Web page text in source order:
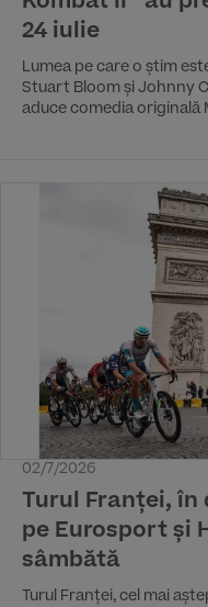
24 iulie
Lumea pe care o știm
Stuart Bloom și Johnny
aduce comedia originală
02/7/2026
Turul Franței,
pe Eurosport și
sâmbătă
Turul Franței, cel mai